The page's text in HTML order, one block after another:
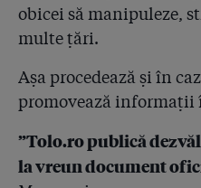
4.26
Președintele Iohannis:
informări, le citim și ne
4.27
O martoră care a dus
sunat aseară,
Două întrebări pentru
posibil să se sinucidă?
4.28 Ambulanța
obicei să manipuleze,
multe țări.
Așa procedează și în
promovează informații
”Tolo.ro publică
la vreun document